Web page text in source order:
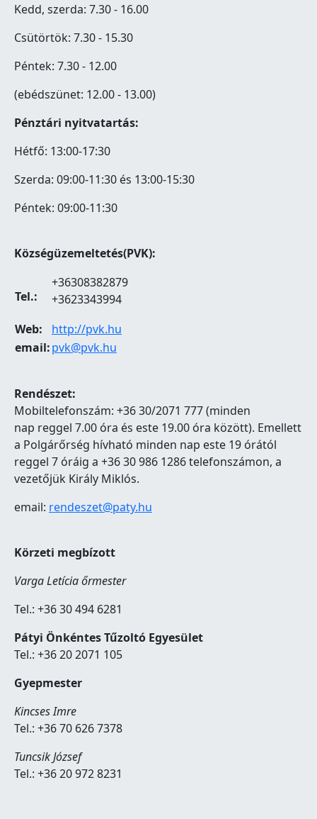
Kedd, szerda: 7.30 - 16.00
Csütörtök: 7.30 - 15.30
Péntek: 7.30 - 12.00
(ebédszünet: 12.00 - 13.00)
Pénztári nyitvatartás:
Hétfő: 13:00-17:30
Szerda: 09:00-11:30 és 13:00-15:30
Péntek: 09:00-11:30
Községüzemeltetés(PVK):
Tel.:
+36308382879
+3623343994
Web:
http://pvk.hu
email:pvk@pvk.hu
Rendészet:
Mobiltelefonszám: +36 30/2071 777 (minden
nap reggel 7.00 óra és este 19.00 óra között). Emellett
a Polgárőrség hívható minden nap este 19 órától
reggel 7 óráig a +36 30 986 1286 telefonszámon, a
vezetőjük Király Miklós.
email: rendeszet@paty.hu
Körzeti megbízott
Varga Letícia őrmester
Tel.: +36 30 494 6281
Pátyi Önkéntes Tűzoltó Egyesület
Tel.: +36 20 2071 105
Gyepmester
Kincses Imre
Tel.: +36 70 626 7378
Tuncsik József
Tel.: +36 20 972 8231